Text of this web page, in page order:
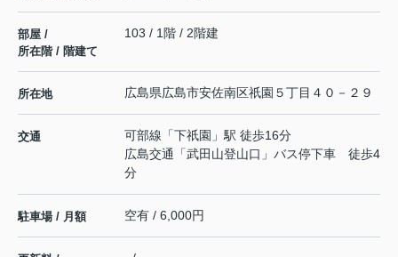
部屋 /
所在階 / 階建て
103 / 1階 / 2階建
所在地 広島県広島市安佐南区祇園 ５丁目４０－２９
交通 可部線 「下祇園 」駅 徒歩16分
広島交通「武田山登山口」バス停下車 徒歩4
分
駐車場 / 月額 空有 / 6,000円